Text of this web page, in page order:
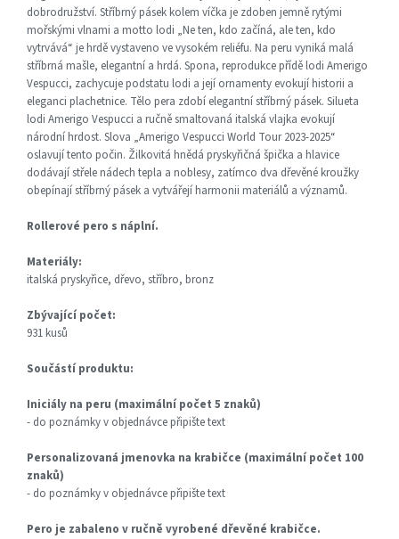
dobrodružství. Stříbrný pásek kolem víčka je zdoben jemně rytými
mořskými vlnami a motto lodi „Ne ten, kdo začíná, ale ten, kdo
vytrvává“ je hrdě vystaveno ve vysokém reliéfu. Na peru vyniká malá
stříbrná mašle, elegantní a hrdá. Spona, reprodukce přídě lodi Amerigo
Vespucci, zachycuje podstatu lodi a její ornamenty evokují historii a
eleganci plachetnice. Tělo pera zdobí elegantní stříbrný pásek. Silueta
lodi Amerigo Vespucci a ručně smaltovaná italská vlajka evokují
národní hrdost. Slova „Amerigo Vespucci World Tour 2023-2025“
oslavují tento počin. Žilkovitá hnědá pryskyřičná špička a hlavice
dodávají střele nádech tepla a noblesy, zatímco dva dřevěné kroužky
obepínají stříbrný pásek a vytvářejí harmonii materiálů a významů.
Rollerové pero s náplní.
Materiály:
italská pryskyřice, dřevo, stříbro, bronz
Zbývající počet:
931 kusů
Součástí produktu:
Iniciály na peru (maximální počet 5 znaků)
- do poznámky v objednávce připište text
Personalizovaná jmenovka na krabičce (maximální počet 100
znaků)
- do poznámky v objednávce připište text
Pero je zabaleno v ručně vyrobené dřevěné krabičce.